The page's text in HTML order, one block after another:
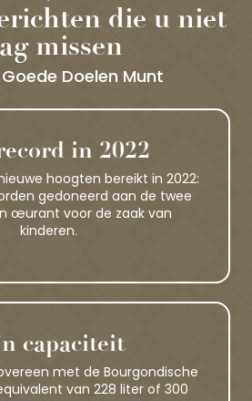
die u niet
missen
Doelen Munt
in 2022
hoogten bereikt in 2022:
gedoneerd aan de twee
œurant voor de zaak van
kinderen.
capaciteit
met de Bourgondische
van 228 liter of 300